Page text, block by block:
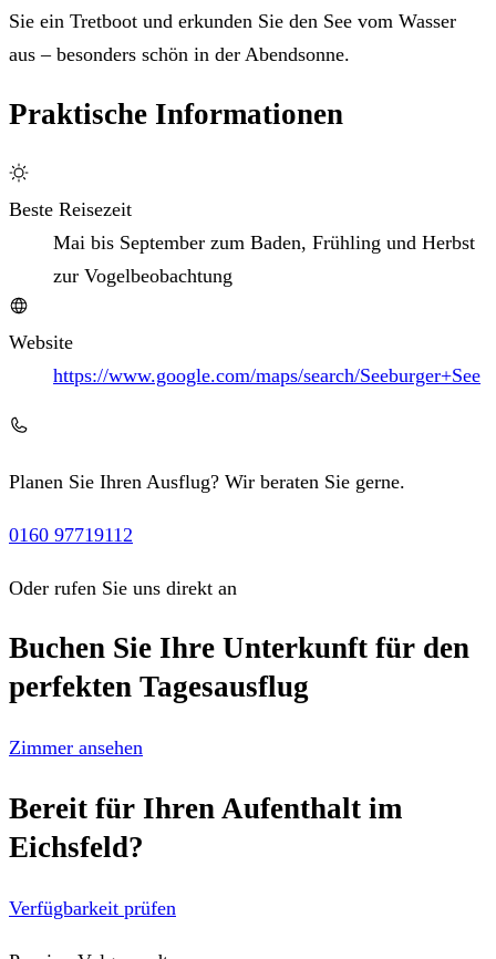
Sie ein Tretboot und erkunden Sie den See vom Wasser
aus – besonders schön in der Abendsonne.
Praktische Informationen
Beste Reisezeit
Mai bis September zum Baden, Frühling und Herbst
zur Vogelbeobachtung
Website
https://www.google.com/maps/search/Seeburger+See
Planen Sie Ihren Ausflug? Wir beraten Sie gerne.
0160 97719112
Oder rufen Sie uns direkt an
Buchen Sie Ihre Unterkunft für den
perfekten Tagesausflug
Zimmer ansehen
Bereit für Ihren Aufenthalt im
Eichsfeld?
Verfügbarkeit prüfen